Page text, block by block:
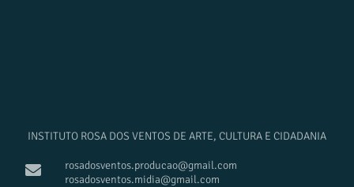
INSTITUTO ROSA DOS VENTOS DE ARTE, CULTURA E CIDADANIA
rosadosventos.producao@gmail.com
rosadosventos.midia@gmail.com